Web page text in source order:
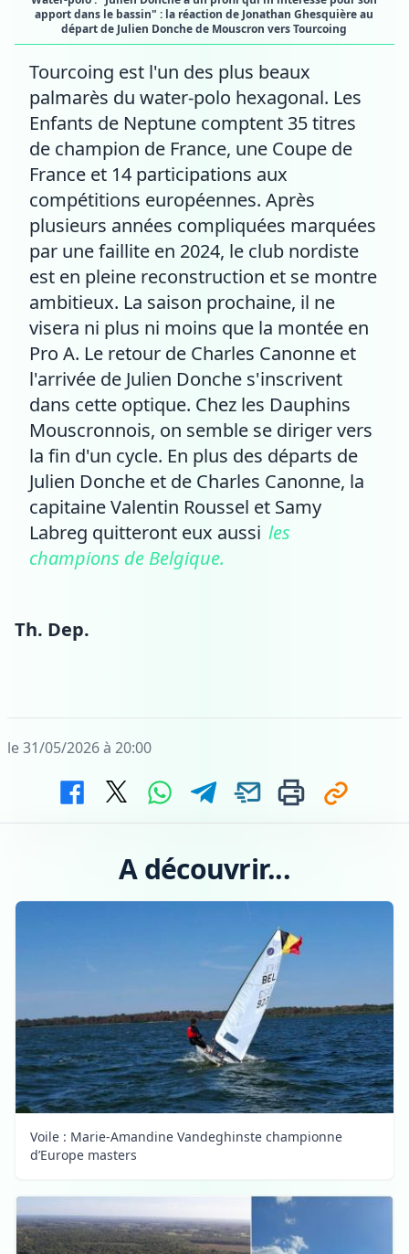
apport dans le bassin" : la réaction de Jonathan Ghesquière au
départ de Julien Donche de Mouscron vers Tourcoing
Tourcoing est l'un des plus beaux
palmarès du water-polo hexagonal. Les
Enfants de Neptune comptent 35 titres
de champion de France, une Coupe de
France et 14 participations aux
compétitions européennes. Après
plusieurs années compliquées marquées
par une faillite en 2024, le club nordiste
est en pleine reconstruction et se montre
ambitieux. La saison prochaine, il ne
visera ni plus ni moins que la montée en
Pro A. Le retour de Charles Canonne et
l'arrivée de Julien Donche s'inscrivent
dans cette optique. Chez les Dauphins
Mouscronnois, on semble se diriger vers
la fin d'un cycle. En plus des départs de
Julien Donche et de Charles Canonne, la
capitaine Valentin Roussel et Samy
Labreg quitteront eux aussi les
champions de Belgique.
Th. Dep.
le 31/05/2026 à 20:00
A découvrir...
Voile : Marie-Amandine Vandeghinste championne
d’Europe masters